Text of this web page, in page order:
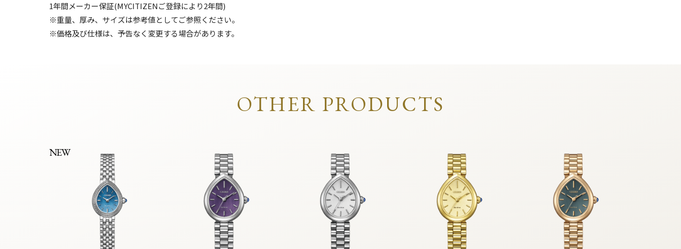
1年間メーカー保証(MYCITIZENご登録により2年間)
※重量、厚み、サイズは参考値としてご参照ください。
※価格及び仕様は、予告なく変更する場合があります。
OTHER PRODUCTS
NEW